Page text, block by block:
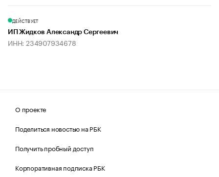
ДЕЙСТВУЕТ
ИП Жидков Александр Сергеевич
ИНН: 234907934678
О проекте
Поделиться новостью на РБК
Получить пробный доступ
Корпоративная подписка РБК